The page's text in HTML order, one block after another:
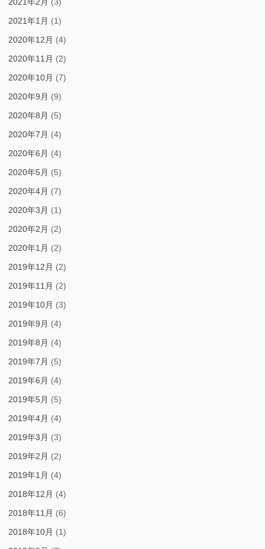
2021年1月 (1)
2020年12月 (4)
2020年11月 (2)
2020年10月 (7)
2020年9月 (9)
2020年8月 (5)
2020年7月 (4)
2020年6月 (4)
2020年5月 (5)
2020年4月 (7)
2020年3月 (1)
2020年2月 (2)
2020年1月 (2)
2019年12月 (2)
2019年11月 (2)
2019年10月 (3)
2019年9月 (4)
2019年8月 (4)
2019年7月 (5)
2019年6月 (4)
2019年5月 (5)
2019年4月 (4)
2019年3月 (3)
2019年2月 (2)
2019年1月 (4)
2018年12月 (4)
2018年11月 (6)
2018年10月 (1)